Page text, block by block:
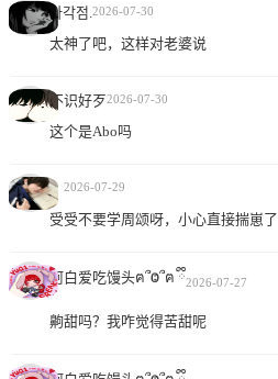
사각점. 2026-07-30
太神了吧，这样对老婆说
不识好歹2026-07-30
这个是Abo吗
？ 2026-07-29
受受不要学周颂呀，小心直接揣崽了
阿白爱吃馒头ฅ՞Ⱉ՞ฅ ྀི2026-07-27
齁甜吗？我咋觉得苦甜呢